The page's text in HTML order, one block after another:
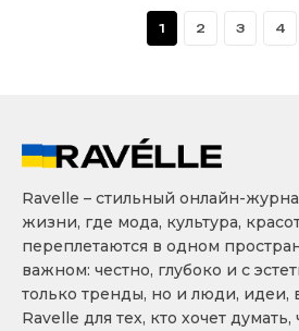
1 2 3 4
Ravelle – стильный онлайн-
жизни, где мода, культура,
переплетаются в одном
важном: честно, глубоко и с
только тренды, но и люди, идеи,
Ravelle для тех, кто хочет думать,